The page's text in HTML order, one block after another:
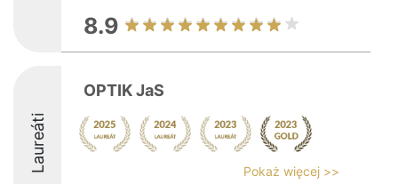
8.9
Laureáti
OPTIK JaS
Pokaż więcej >>